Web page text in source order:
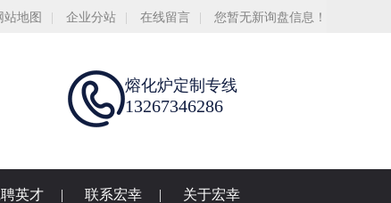
站地图 企业分站 在线留言 您暂无新询盘信息！
熔化炉定制专线
13267346286
英才 | 联系宏幸 | 关于宏幸